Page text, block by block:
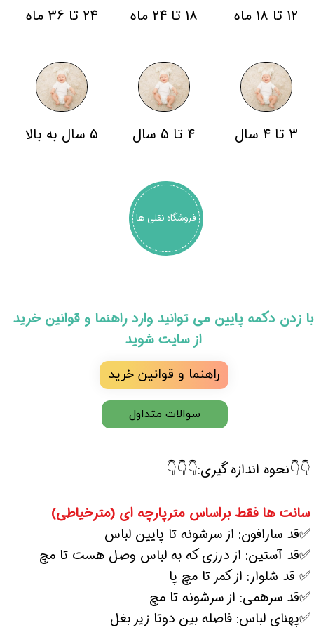
12 تا 18 ماه 18 تا 24 ماه 24 تا 36 ماه
3 تا 4 سال 4 تا 5 سال 5 سال به بالا
فروشگاه نقلی ها
​​با زدن دکمه پایین می توانید وارد راهنما و قوانین خرید
از سایت شوید
راهنما و قوانین خرید
👇👇نحوه اندازه گیری:👇👇👇
سانت ها فقط براساس مترپارچه ای (مترخیاطی)
✅قد سارافون: از سرشونه تا پایین لباس
✅قد آستین: از درزی که به لباس وصل هست تا مچ
✅ قد شلوار: از کمر تا مچ پا
✅قد سرهمی: از سرشونه تا مچ
✅پهنای لباس: فاصله بین دوتا زیر بغل
سوالات متداول